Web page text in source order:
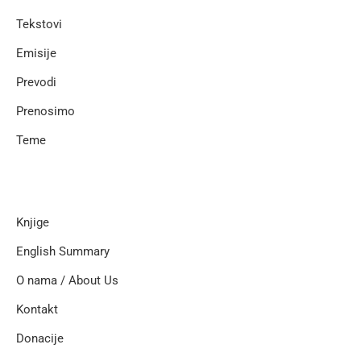
Tekstovi
Emisije
Prevodi
Prenosimo
Teme
Knjige
English Summary
O nama / About Us
Kontakt
Donacije